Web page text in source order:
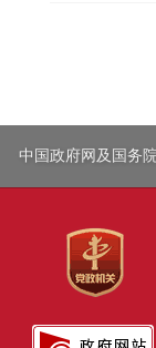
中国政府网及国务